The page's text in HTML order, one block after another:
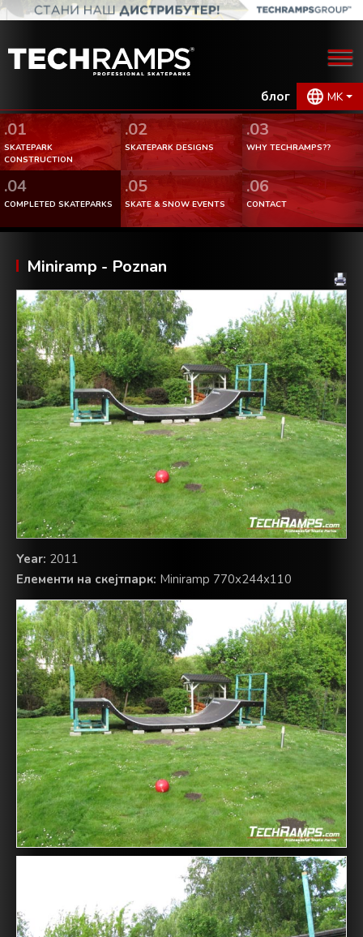
блог MK
.01
SKATEPARK
CONSTRUCTION
.02
SKATEPARK DESIGNS
.03
WHY TECHRAMPS??
.04
COMPLETED SKATEPARKS
.05
SKATE & SNOW EVENTS
.06
CONTACT
Miniramp - Poznan
Year: 2011
Елементи на скејтпарк: Miniramp 770x244x110